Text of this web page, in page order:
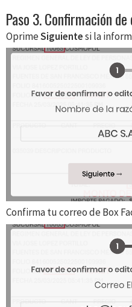
Paso 3. Confirmación
OprimeSiguientesi la
Confirma tu correo de Box